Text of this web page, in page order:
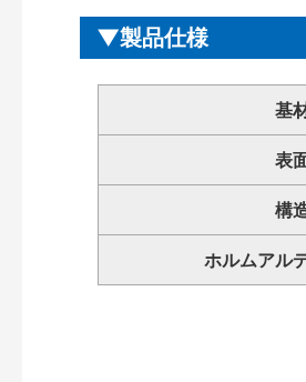
製品仕様
基
表
構
ホルムアル